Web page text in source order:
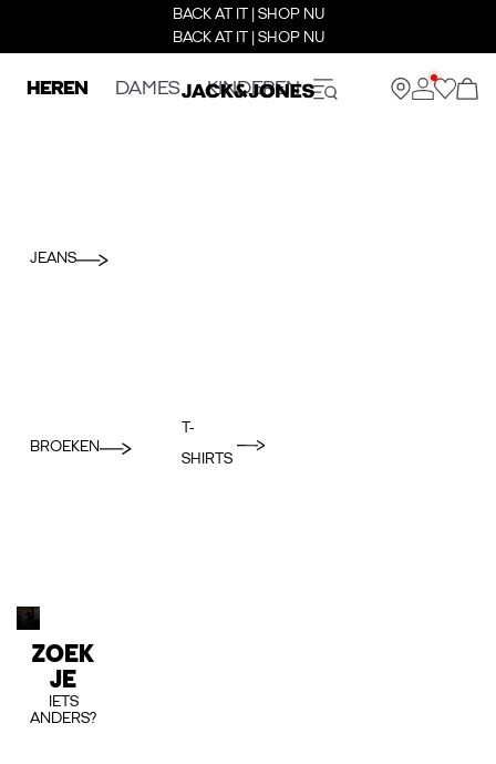
BACK AT IT | SHOP NU
BACK AT IT | SHOP NU
HEREN DAMES KINDEREN
JEANS
BROEKEN
T-
SHIRTS
ZOEK
JE
IETS
ANDERS?